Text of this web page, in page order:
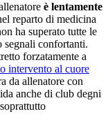
è lentamente
reparto di medicina
ha superato tutte le
confortanti.
forzatamente a
intervento al cuore
da allenatore con
anche di club degni